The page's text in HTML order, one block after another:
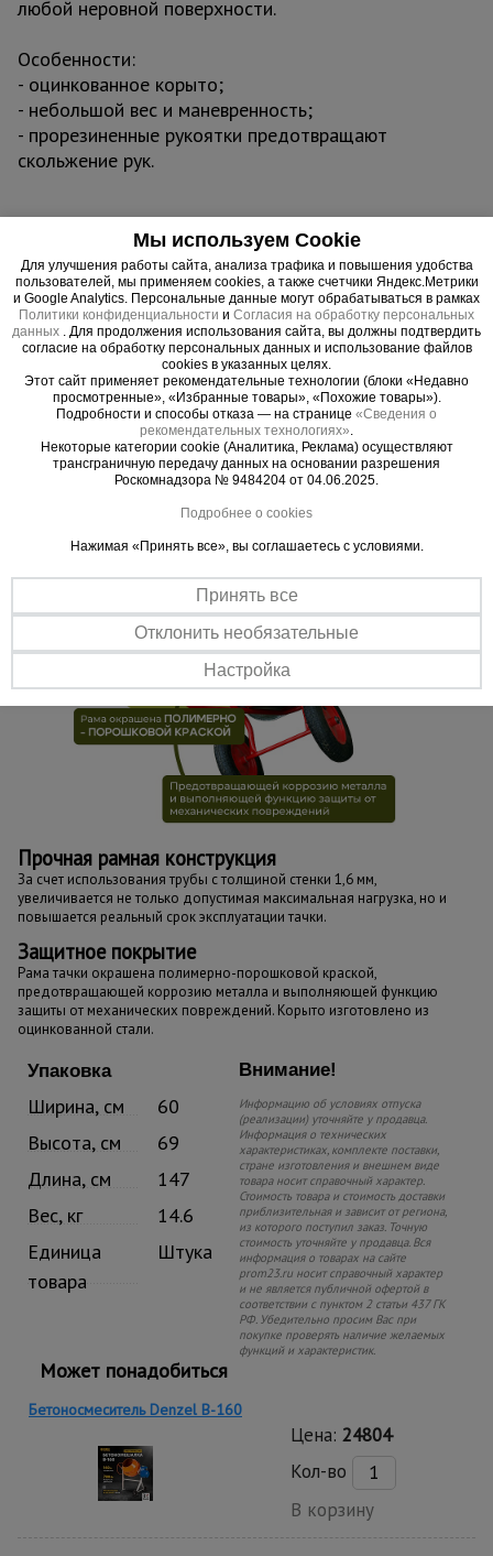
любой неровной поверхности.
Особенности:
- оцинкованное корыто;
- небольшой вес и маневренность;
- прорезиненные рукоятки предотвращают
скольжение рук.
Важные преимущества –
эффективная работа
Повышенная проходимость
Пневмоколесо 3,25/8. значительно увеличивает проходимость
тачки, позволяя передвигаться с грузом или без по неровным
поверхностям.
Комфортное управление
Накладки на рукояти выполнены из качественной мягкой резины:
не режут пальцы при большой нагрузке и не выскальзывают во
время передвижения с грузом.
Прочная рамная конструкция
За счет использования трубы с толщиной стенки 1,6 мм,
увеличивается не только допустимая максимальная нагрузка, но и
повышается реальный срок эксплуатации тачки.
Защитное покрытие
Рама тачки окрашена полимерно-порошковой краской,
предотвращающей коррозию металла и выполняющей функцию
защиты от механических повреждений. Корыто изготовлено из
оцинкованной стали.
Упаковка
Ширина, см
60
Высота, см
69
Длина, см
147
Вес, кг
14.6
Единица
товара
Штука
Внимание!
Информацию об условиях отпуска
(реализации) уточняйте у продавца.
Информация о технических
характеристиках, комплекте поставки,
стране изготовления и внешнем виде
товара носит справочный характер.
Стоимость товара и стоимость доставки
приблизительная и зависит от региона,
из которого поступил заказ. Точную
стоимость уточняйте у продавца. Вся
информация о товарах на сайте
prom23.ru носит справочный характер
и не является публичной офертой в
соответствии с пунктом 2 статьи 437 ГК
РФ. Убедительно просим Вас при
покупке проверять наличие желаемых
функций и характеристик.
Может понадобиться
Бетоносмеситель Denzel В-160
Цена: 24804
Кол-во
В корзину
Мы используем Cookie
Для улучшения работы сайта, анализа трафика и повышения удобства
пользователей, мы применяем cookies, а также счетчики Яндекс.Метрики
и Google Analytics. Персональные данные могут обрабатываться в рамках
Политики конфиденциальности и Согласия на обработку персональных
данных . Для продолжения использования сайта, вы должны подтвердить
согласие на обработку персональных данных и использование файлов
cookies в указанных целях.
Этот сайт применяет рекомендательные технологии (блоки «Недавно
просмотренные», «Избранные товары», «Похожие товары»).
Подробности и способы отказа — на странице «Сведения о
рекомендательных технологиях».
Некоторые категории cookie (Аналитика, Реклама) осуществляют
трансграничную передачу данных на основании разрешения
Роскомнадзора № 9484204 от 04.06.2025.
Подробнее о cookies
Нажимая «Принять все», вы соглашаетесь с условиями.
Принять все
Отклонить необязательные
Настройка